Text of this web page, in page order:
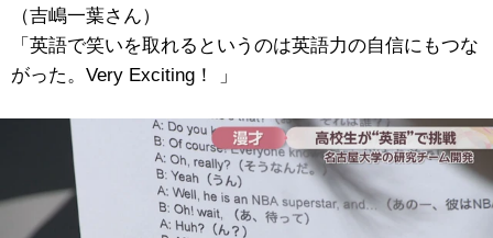
（吉嶋一葉さん）
「英語で笑いを取れるというのは英語力の自信にもつな
がった。Very Exciting！ 」